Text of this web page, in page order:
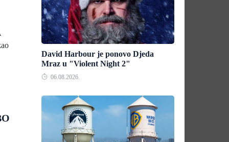
David Harbour je ponovo Djeda
Mraz u "Violent Night 2"
06.08.2026.